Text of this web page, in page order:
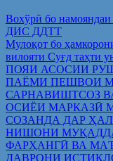
Вохўрӣ бо
ДИС ДДТТ
Мулоқот бо
вилояти Суғд
ПОЯИ АСОСИИ
ПАЁМИ ПЕШВОИ
САРНАВИШТСОЗ
ОСИЁИ МАРКАЗӢ
СОЗАНДА ДАР
НИШОНИ
ФАРҲАНГӢ ВА
ДАВРОНИ